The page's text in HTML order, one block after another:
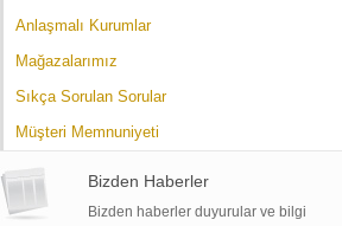
Anlaşmalı Kurumlar
Mağazalarımız
Sıkça Sorulan Sorular
Müşteri Memnuniyeti
Bizden Haberler
Bizden haberler duyurular ve bilgi